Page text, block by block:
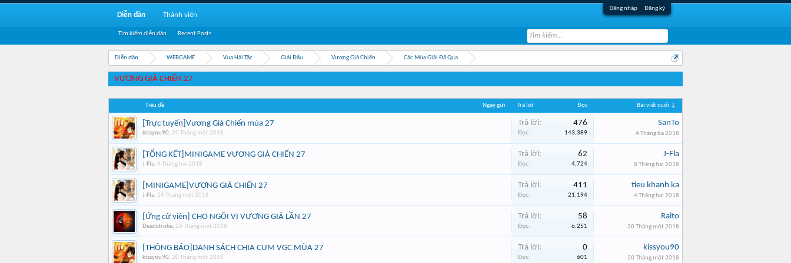
Đăng nhập Đăng ký
Diễn đàn WEBGAME Vua Hải Tặc Giải Đấu Vương Giả Chiến Các Mùa Giải Đã Qua
VƯƠNG GIẢ CHIẾN 27
Tiêu đề Ngày gửi Trả lời Đọc Bài viết cuối ↓
[Trực tuyến]Vương Giả Chiến mùa 27
kissyou90, 20 Tháng một 2018
Trả lời: 476
Đọc: 143,389
SanTo
4 Tháng ba 2018
[TỔNG KẾT]MINIGAME VƯƠNG GIẢ CHIẾN 27
J-Fla, 4 Tháng hai 2018
Trả lời: 62
Đọc: 4,724
J-Fla
8 Tháng hai 2018
[MINIGAME]VƯƠNG GIẢ CHIẾN 27
J-Fla, 24 Tháng một 2018
Trả lời: 411
Đọc: 21,194
tieu khanh ka
4 Tháng hai 2018
[Ứng cử viên] CHO NGÔI VỊ VƯƠNG GIẢ LẦN 27
Deadstroke, 26 Tháng một 2018
Trả lời: 58
Đọc: 6,251
Raito
30 Tháng một 2018
[THÔNG BÁO]DANH SÁCH CHIA CỤM VGC MÙA 27
kissyou90, 20 Tháng một 2018
Trả lời: 0
Đọc: 601
kissyou90
20 Tháng một 2018
Diễn đàn
Tìm kiếm diễn đàn Recent Posts
Thành viên